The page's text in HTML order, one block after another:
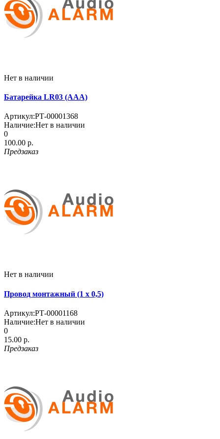
Нет в наличии
Батарейка LR03 (AAA)
Артикул:РТ-00001368
Наличие:Нет в наличии
0
100.00 р.
Предзаказ
Нет в наличии
Провод монтажный (1 х 0,5)
Артикул:РТ-00001168
Наличие:Нет в наличии
0
15.00 р.
Предзаказ